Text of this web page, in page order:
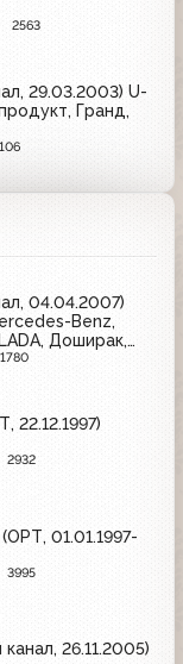
2563
29.03.2003) U-
Гранд,
04.04.2007)
Benz,
Доширак,
Western
1780
22.12.1997)
2932
01.01.1997-
3995
26.11.2005)